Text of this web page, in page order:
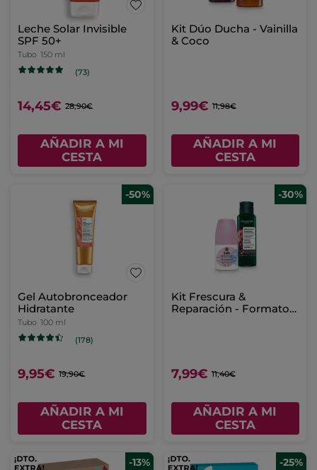
Leche Solar Invisible
SPF 50+
Tubo 150 ml
(73)
14,45€ 28,90€
AÑADIR A MI
CESTA
Kit Dúo Ducha - Vainilla
& Coco
9,99€ 11,98€
AÑADIR A MI
CESTA
-50%
Gel Autobronceador
Hidratante
Tubo 100 ml
(178)
9,95€ 19,90€
AÑADIR A MI
CESTA
-30%
Kit Frescura &
Reparación - Formato
7,99€ 11,40€
AÑADIR A MI
CESTA
-13% -25%